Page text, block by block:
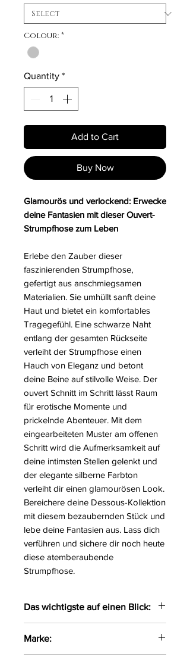
Colour: *
Quantity *
Add to Cart
Buy Now
Glamourös und verlockend: Erwecke
deine Fantasien mit dieser Ouvert-
Strumpfhose zum Leben
Erlebe den Zauber dieser
faszinierenden Strumpfhose,
gefertigt aus anschmiegsamen
Materialien. Sie umhüllt sanft deine
Haut und bietet ein komfortables
Tragegefühl. Eine schwarze Naht
entlang der gesamten Rückseite
verleiht der Strumpfhose einen
Hauch von Eleganz und betont
deine Beine auf stilvolle Weise. Der
ouvert Schnitt im Schritt lässt Raum
für erotische Momente und
prickelnde Abenteuer. Mit dem
eingearbeiteten Muster am offenen
Schritt wird die Aufmerksamkeit auf
deine intimsten Stellen gelenkt und
der elegante silberne Farbton
verleiht dir einen glamourösen Look.
Bereichere deine Dessous-Kollektion
mit diesem bezaubernden Stück und
lebe deine Fantasien aus. Lass dich
verführen und sichere dir noch heute
diese atemberaubende
Strumpfhose.
Das wichtigste auf einen Blick:
gefertigt aus anschmiegsamen
Marke: